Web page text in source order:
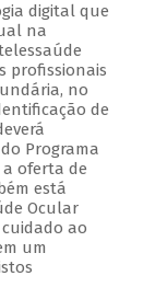
digital que
na
profissionais
no
de
Programa
a oferta de
está
Ocular
ao
um